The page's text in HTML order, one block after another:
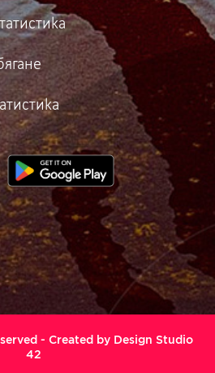
- Created by Design Studio
42